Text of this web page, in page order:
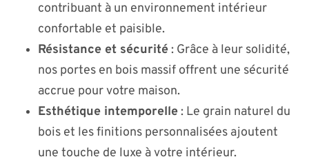
contribuant à un environnement intérieur
confortable et paisible.
Résistance et sécurité: Grâce à leur solidité,
nos portes en bois massif offrent une sécurité
accrue pour votre maison.
Esthétique intemporelle: Le grain naturel du
bois et les finitions personnalisées ajoutent
une touche de luxe à votre intérieur.